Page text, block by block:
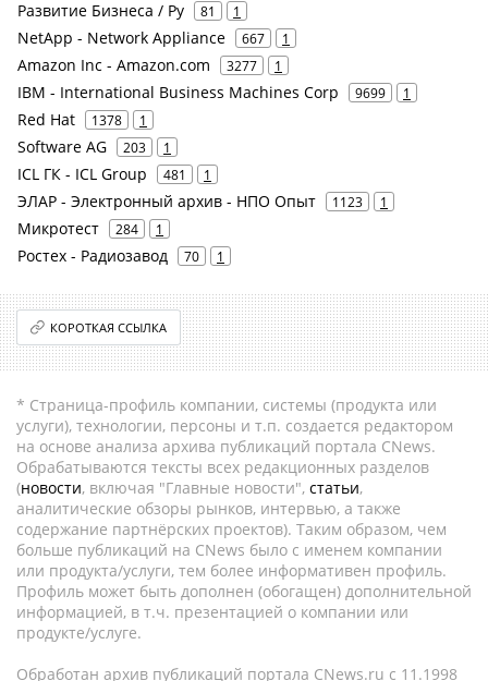
Развитие Бизнеса / Ру 81 1
NetApp - Network Appliance 667 1
Amazon Inc - Amazon.com 3277 1
IBM - International Business Machines Corp 9699 1
Red Hat 1378 1
Software AG 203 1
ICL ГК - ICL Group 481 1
ЭЛАР - Электронный архив - НПО Опыт 1123 1
Микротест 284 1
Ростех - Радиозавод 70 1
КОРОТКАЯ ССЫЛКА
* Страница-профиль компании, системы (продукта или
услуги), технологии, персоны и т.п. создается редактором
на основе анализа архива публикаций портала CNews.
Обрабатываются тексты всех редакционных разделов
(новости, включая "Главные новости", статьи,
аналитические обзоры рынков, интервью, а также
содержание партнёрских проектов). Таким образом, чем
больше публикаций на CNews было с именем компании
или продукта/услуги, тем более информативен профиль.
Профиль может быть дополнен (обогащен) дополнительной
информацией, в т.ч. презентацией о компании или
продукте/услуге.
Обработан архив публикаций портала CNews.ru c 11.1998